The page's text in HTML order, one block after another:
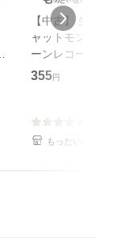
【中古】 生命力 / チ
ャットモンチー / キュ
ーンレコード [CD]
【メール便送料無料】
355円
もったいない本舗